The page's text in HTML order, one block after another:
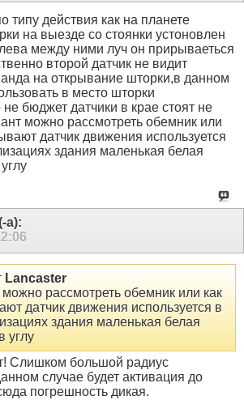
типу действия как на планете
на выезде со стоянки устоновлен
между ними луч он прирываеться
второй датчик не видит
на открывание шторки,в данном
в место шторки
бюджет датчики в крае стоят не
можно рассмотреть обемник или
датчик движения используется
здания маленькая белая
а):
Lancaster
можно рассмотреть обемник или как
датчик движения используется в
здания маленькая белая
углу
Слишком большой радиус
случае будет активация до
погрешность дикая.